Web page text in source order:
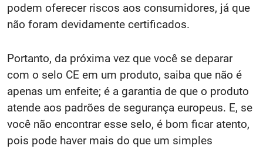
podem oferecer riscos aos consumidores, já que
não foram devidamente certificados.
Portanto, da próxima vez que você se deparar
com o selo CE em um produto, saiba que não é
apenas um enfeite; é a garantia de que o produto
atende aos padrões de segurança europeus. E, se
você não encontrar esse selo, é bom ficar atento,
pois pode haver mais do que um simples